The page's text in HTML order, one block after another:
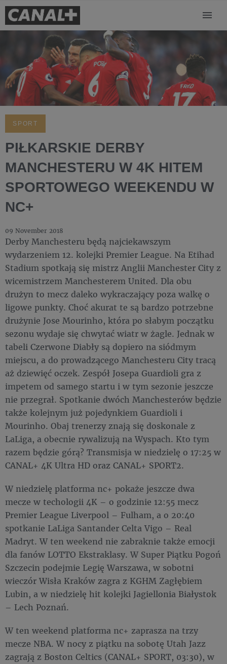
SPORT
PIŁKARSKIE DERBY
MANCHESTERU W 4K HITEM
SPORTOWEGO WEEKENDU W
NC+
09 November 2018
Derby Manchesteru będą najciekawszym
wydarzeniem 12. kolejki Premier League. Na Etihad
Stadium spotkają się mistrz Anglii Manchester City z
wicemistrzem Manchesterem United. Dla obu
drużyn to mecz daleko wykraczający poza walkę o
ligowe punkty. Choć akurat te są bardzo potrzebne
drużynie Jose Mourinho, która po słabym początku
sezonu wydaje się chwytać wiatr w żagle. Jednak w
tabeli Czerwone Diabły są dopiero na siódmym
miejscu, a do prowadzącego Manchesteru City tracą
aż dziewięć oczek. Zespół Josepa Guardioli gra z
impetem od samego startu i w tym sezonie jeszcze
nie przegrał. Spotkanie dwóch Manchesterów będzie
także kolejnym już pojedynkiem Guardioli i
Mourinho. Obaj trenerzy znają się doskonale z
LaLiga, a obecnie rywalizują na Wyspach. Kto tym
razem będzie górą? Transmisja w niedzielę o 17:25 w
CANAL+ 4K Ultra HD oraz CANAL+ SPORT2.
W niedzielę platforma nc+ pokaże jeszcze dwa
mecze w techologii 4K – o godzinie 12:55 mecz
Premier League Liverpool – Fulham, a o 20:40
spotkanie LaLiga Santander Celta Vigo – Real
Madryt. W ten weekend nie zabraknie także emocji
dla fanów LOTTO Ekstraklasy. W Super Piątku Pogoń
Szczecin podejmie Legię Warszawa, w sobotni
wieczór Wisła Kraków zagra z KGHM Zagłębiem
Lubin, a w niedzielę hit kolejki Jagiellonia Białystok
– Lech Poznań.
W ten weekend platforma nc+ zaprasza na trzy
mecze NBA. W nocy z piątku na sobotę Utah Jazz
zagrają z Boston Celtics (CANAL+ SPORT, 03:30), w